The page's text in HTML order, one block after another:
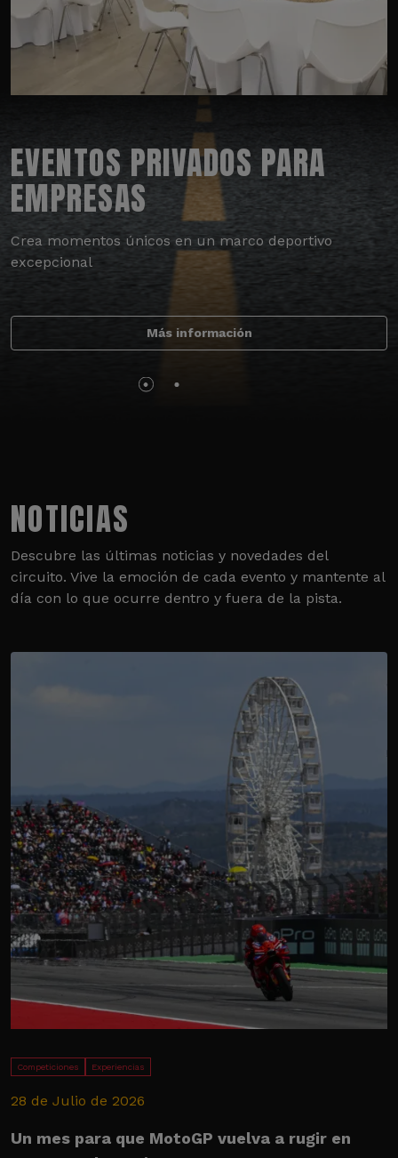
EVENTOS PRIVADOS PARA
EMPRESAS
Crea momentos únicos en un marco deportivo
excepcional
Más información
NOTICIAS
Descubre las últimas noticias y novedades del
circuito. Vive la emoción de cada evento y mantente al
día con lo que ocurre dentro y fuera de la pista.
Competiciones Experiencias
28 de Julio de 2026
Un mes para que MotoGP vuelva a rugir en